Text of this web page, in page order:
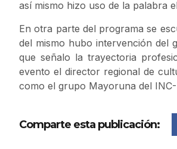
así mismo hizo uso de la palabra
En otra parte del programa se
del mismo hubo intervención del
que señalo la trayectoria
evento el director regional de
como el grupo Mayoruna del
Comparte esta publicación: